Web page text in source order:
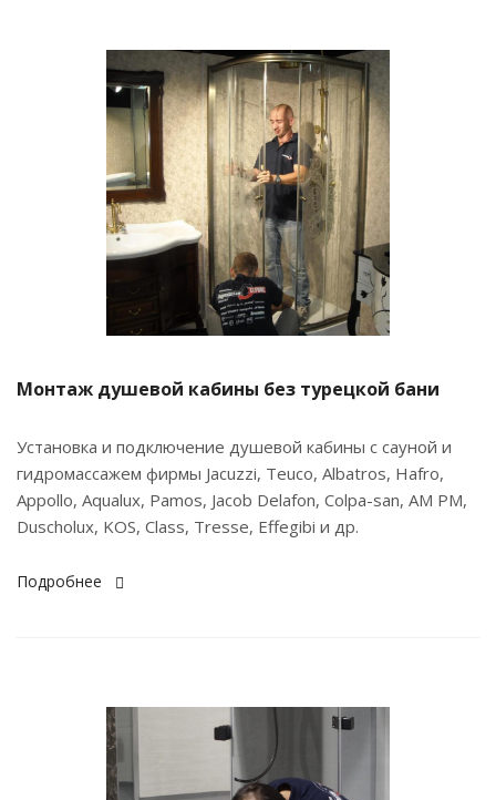
Монтаж душевой кабины без турецкой бани
Установка и подключение душевой кабины с сауной и
гидромассажем фирмы Jacuzzi, Teuco, Albatros, Hafro,
Appollo, Aqualux, Pamos, Jacob Delafon, Colpa-san, AM PM,
Duscholux, KOS, Class, Tresse, Effegibi и др.
Подробнее